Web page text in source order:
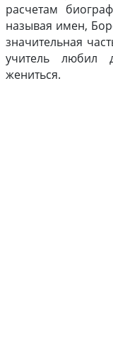
расчетам
называя имен,
значительная
учитель любил
жениться.